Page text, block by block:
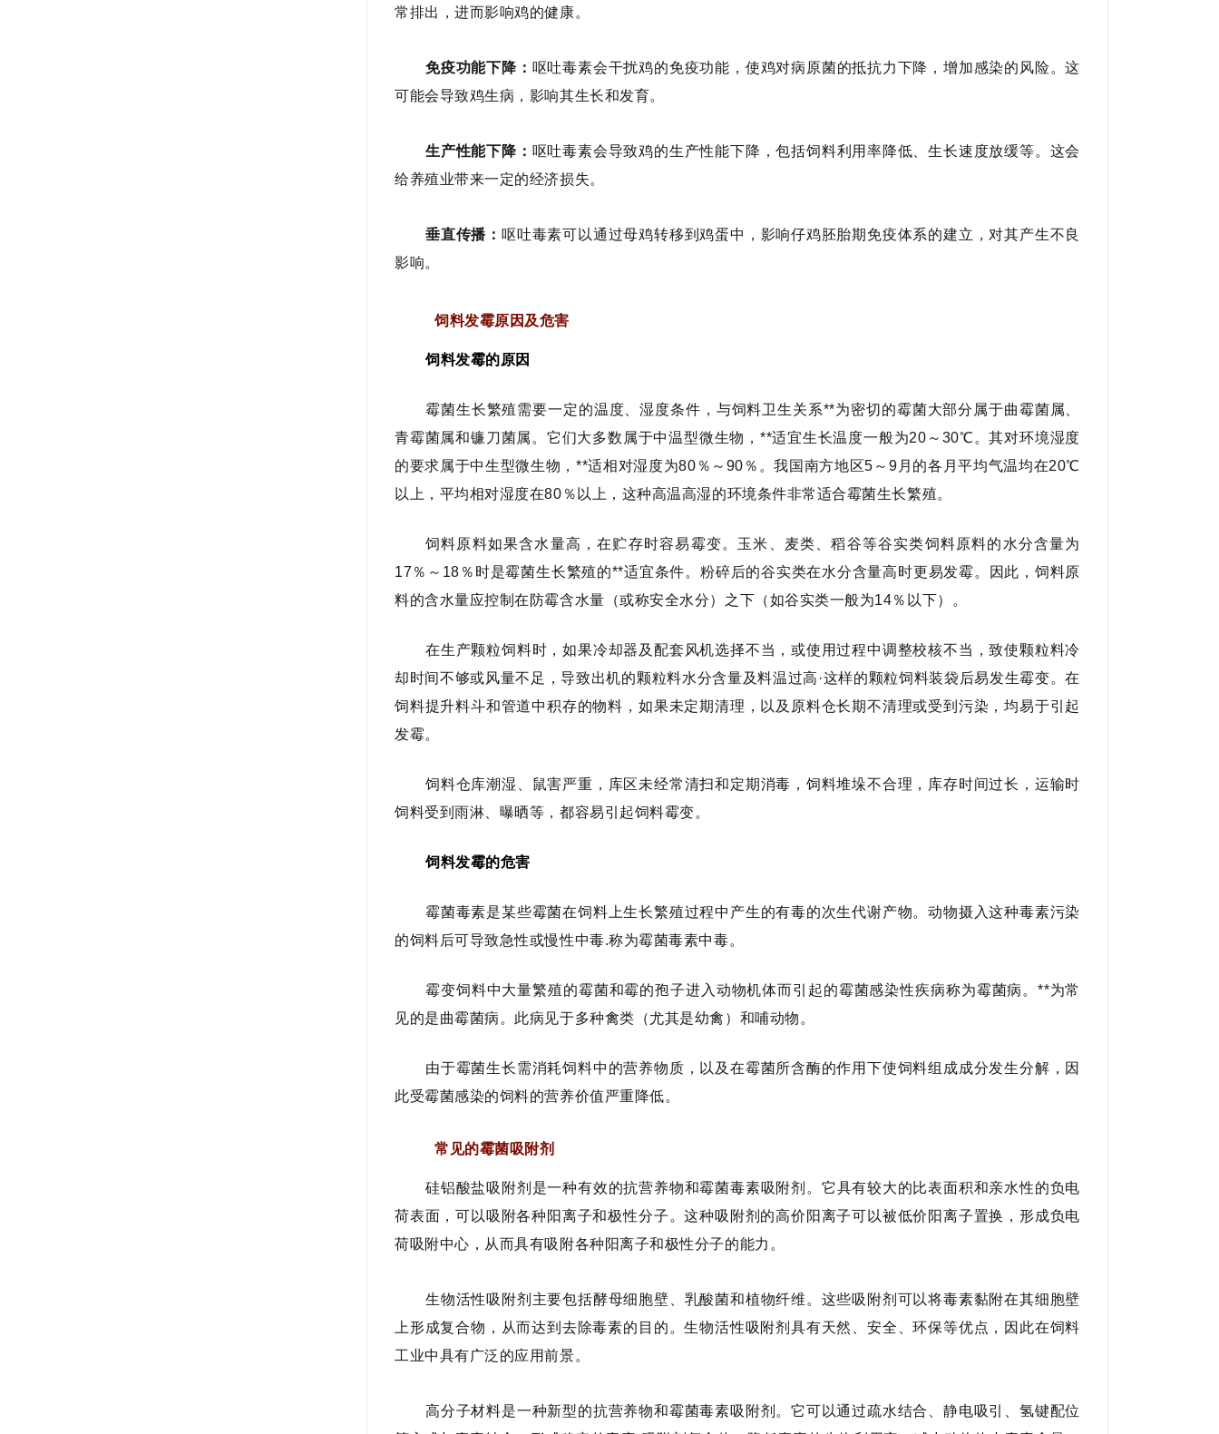
常排出，进而影响鸡的健康。
免疫功能下降： 呕吐毒素会干扰鸡的免疫功能，使鸡对病原菌的抵抗力下降，增加感染的风险。这
可能会导致鸡生病，影响其生长和发育。
生产性能下降： 呕吐毒素会导致鸡的生产性能下降，包括饲料利用率降低、生长速度放缓等。这会
给养殖业带来一定的经济损失。
垂直传播： 呕吐毒素可以通过母鸡转移到鸡蛋中，影响仔鸡胚胎期免疫体系的建立，对其产生不良
影响。
饲料发霉原因及危害
饲料发霉的原因
霉菌生长繁殖需要一定的温度、湿度条件，与饲料卫生关系**为密切的霉菌大部分属于曲霉菌属、
青霉菌属和镰刀菌属。它们大多数属于中温型微生物，**适宜生长温度一般为20～30℃。其对环境湿度
的要求属于中生型微生物，**适相对湿度为80％～90％。我国南方地区5～9月的各月平均气温均在20℃
以上，平均相对湿度在80％以上，这种高温高湿的环境条件非常适合霉菌生长繁殖。
饲料原料如果含水量高，在贮存时容易霉变。玉米、麦类、稻谷等谷实类饲料原料的水分含量为
17％～18％时是霉菌生长繁殖的**适宜条件。粉碎后的谷实类在水分含量高时更易发霉。因此，饲料原
料的含水量应控制在防霉含水量（或称安全水分）之下（如谷实类一般为14％以下）。
在生产颗粒饲料时，如果冷却器及配套风机选择不当，或使用过程中调整校核不当，致使颗粒料冷
却时间不够或风量不足，导致出机的颗粒料水分含量及料温过高·这样的颗粒饲料装袋后易发生霉变。在
饲料提升料斗和管道中积存的物料，如果未定期清理，以及原料仓长期不清理或受到污染，均易于引起
发霉。
饲料仓库潮湿、鼠害严重，库区未经常清扫和定期消毒，饲料堆垛不合理，库存时间过长，运输时
饲料受到雨淋、曝晒等，都容易引起饲料霉变。
饲料发霉的危害
霉菌毒素是某些霉菌在饲料上生长繁殖过程中产生的有毒的次生代谢产物。动物摄入这种毒素污染
的饲料后可导致急性或慢性中毒.称为霉菌毒素中毒。
霉变饲料中大量繁殖的霉菌和霉的孢子进入动物机体而引起的霉菌感染性疾病称为霉菌病。**为常
见的是曲霉菌病。此病见于多种禽类（尤其是幼禽）和哺动物。
由于霉菌生长需消耗饲料中的营养物质，以及在霉菌所含酶的作用下使饲料组成成分发生分解，因
此受霉菌感染的饲料的营养价值严重降低。
常见的霉菌吸附剂
硅铝酸盐吸附剂是一种有效的抗营养物和霉菌毒素吸附剂 。它具有较大的比表面积和亲水性的负电
荷表面，可以吸附各种阳离子和极性分子。这种吸附剂的高价阳离子可以被低价阳离子置换，形成负电
荷吸附中心，从而具有吸附各种阳离子和极性分子的能力。
生物活性吸附剂主要包括酵母细胞壁、乳酸菌和植物纤维。这些吸附剂可以将毒素黏附在其细胞壁
上形成复合物，从而达到去除毒素的目的。生物活性吸附剂具有天然、安全、环保等优点，因此在饲料
工业中具有广泛的应用前景。
高分子材料是一种新型的抗营养物和霉菌毒素吸附剂。它可以通过疏水结合、静电吸引、氢键配位